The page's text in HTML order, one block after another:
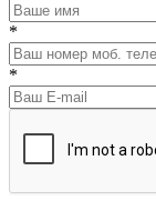
*
*